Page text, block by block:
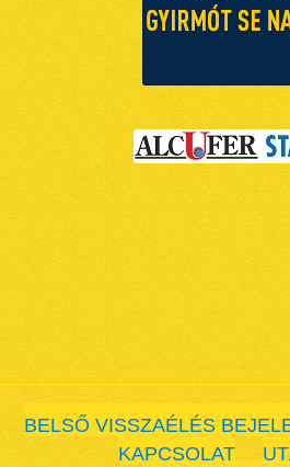
BELSŐ VISSZAÉLÉS
KAPCSOLAT